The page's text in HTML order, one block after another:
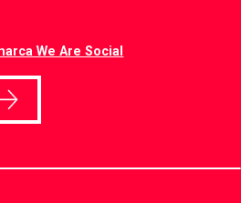
We Are Social